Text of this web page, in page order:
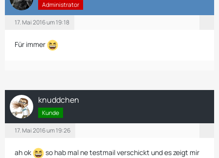
Administrator
17. Mai 2016 um 19:18
Für immer
knuddchen
Kunde
17. Mai 2016 um 19:26
ah ok
so hab mal ne testmail verschickt und es zeigt mir